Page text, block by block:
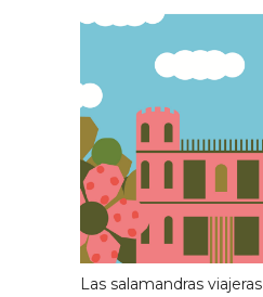
Las salamandras viajeras